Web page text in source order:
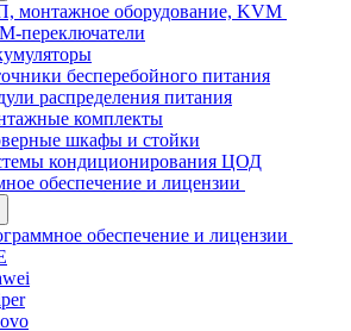
монтажное оборудование, KVM
переключатели
бесперебойного питания
распределения питания
комплекты
шкафы и стойки
кондиционирования ЦОД
обеспечение и лицензии
обеспечение и лицензии